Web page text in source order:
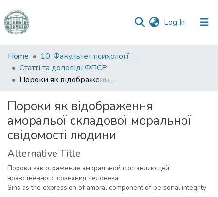
Log In (current)
Communities
&
Collections
Statistics
Home
10. Факультет психології та соціальної роботи
Статті та доповіді ФПСР
Пороки як відображення аморальої складової моральної свідомості людини
Пороки як відображення
аморальої складової моральної
свідомості людини
Alternative Title
Пороки как отражение аморальной составляющей
нравственного сознания человека
Sins as the expression of amoral component of personal integrity